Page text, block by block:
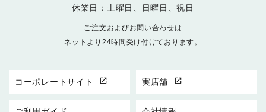
休業日：土曜日、日曜日、祝日
ご注文およびお問い合わせは
ネットより24時間受け付けております。
コーポレートサイト open_in_new 実店舗 open_in_new